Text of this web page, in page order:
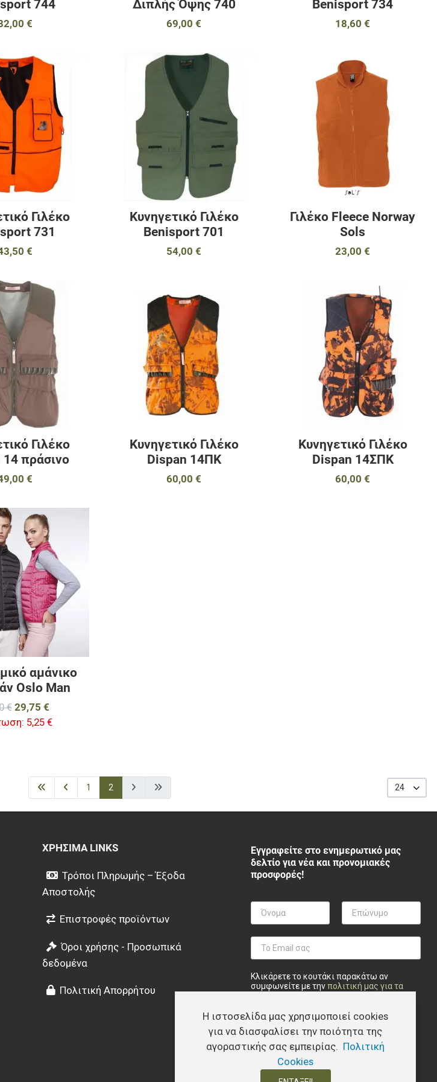
744
€
Διπλής Όψης 740
69,00 €
Benisport 734
18,60 €
Προσθήκη στα αγαπημένα
Προσθήκη για σύγκριση
Γρήγορη ματιά
Γιλέκο
731
€
Προσθήκη στα αγαπημένα
Προσθήκη για σύγκριση
Γρήγορη ματιά
Κυνηγετικό Γιλέκο
Benisport 701
54,00 €
Γιλέκο Fleece Norway
Sols
23,00 €
Προσθήκη στα αγαπημένα
Προσθήκη για σύγκριση
Γρήγορη ματιά
Γιλέκο
14 πράσινο
€
Προσθήκη στα αγαπημένα
Προσθήκη για σύγκριση
Γρήγορη ματιά
Κυνηγετικό Γιλέκο
Dispan 14ΠΚ
60,00 €
Κυνηγετικό Γιλέκο
Dispan 14ΣΠΚ
60,00 €
αμάνικο
Oslo Man
€29,75 €
5,25 €
1 2 24
ΧΡΉΣΙΜΑ LINKS
Τρόποι Πληρωμής – Έξοδα
Αποστολής
Επιστροφές προϊόντων
Όροι χρήσης - Προσωπικά
δεδομένα
Πολιτική Απορρήτου
Εγγραφείτε στο ενημερωτικό μας
δελτίο για νέα και προνομιακές
προσφορές!
Κλικάρετε το κουτάκι παρακάτω αν
συμφωνείτε με τηνπολιτική μας για τα
Privacy checkbox*
Συμφωνώ
Η ιστοσελίδα μας χρησιμοποιεί cookies
για να διασφαλίσει την ποιότητα της
αγοραστικής σας εμπειρίας. Πολιτική
Cookies